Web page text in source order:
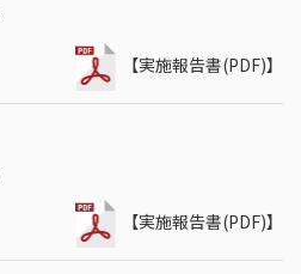
【実施報告書(PDF)】
【実施報告書(PDF)】